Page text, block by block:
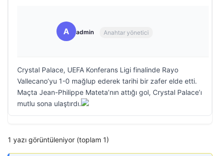
A admin Anahtar yönetici
Crystal Palace, UEFA Konferans Ligi finalinde Rayo
Vallecano’yu 1-0 mağlup ederek tarihi bir zafer elde etti.
Maçta Jean-Philippe Mateta’nın attığı gol, Crystal Palace’ı
mutlu sona ulaştırdı.
1 yazı görüntüleniyor (toplam 1)